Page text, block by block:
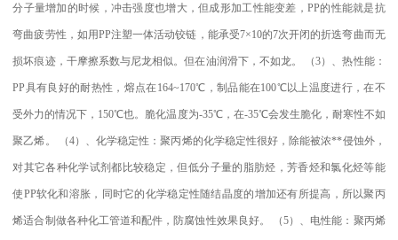
分子量增加的时候，冲击强度也增大，但成形加工性能变差， PP的性能就是抗
弯曲疲劳性，如用PP注塑一体活动铰链，能承受7×10的7次开闭的折迭弯曲而无
损坏痕迹，干摩擦系数与尼龙相似。但在油润滑下，不如龙。 （3）、热性能：
PP具有良好的耐热性，熔点在164~170℃ ，制品能在100℃以上温度进行，在不
受外力的情况下， 150℃也。脆化温度为-35℃，在-35℃会发生脆化，耐寒性不如
聚乙烯。 （4）、化学稳定性：聚丙烯的化学稳定性很好，除能被浓**侵蚀外，
对其它各种化学试剂都比较稳定，但低分子量的脂肪烃，芳香烃和氯化烃等能
使PP软化和溶胀，同时它的化学稳定性随结晶度的增加还有所提高，所以聚丙
烯适合制做各种化工管道和配件，防腐蚀性效果良好。 （5）、电性能：聚丙烯